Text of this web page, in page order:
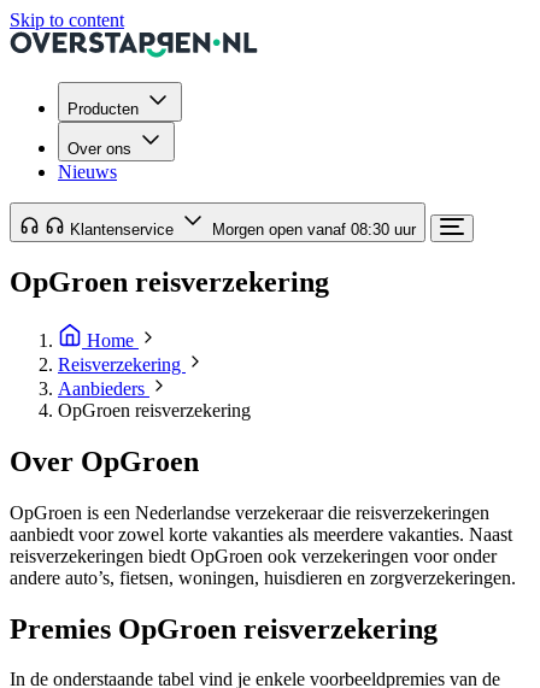
Skip to content
Producten
Over ons
Nieuws
Klantenservice Morgen open vanaf 08:30 uur
OpGroen reisverzekering
Home
Reisverzekering
Aanbieders
OpGroen reisverzekering
Over OpGroen
OpGroen is een Nederlandse verzekeraar die reisverzekeringen
aanbiedt voor zowel korte vakanties als meerdere vakanties. Naast
reisverzekeringen biedt OpGroen ook verzekeringen voor onder
andere auto’s, fietsen, woningen, huisdieren en zorgverzekeringen.
Premies OpGroen reisverzekering
In de onderstaande tabel vind je enkele voorbeeldpremies van de